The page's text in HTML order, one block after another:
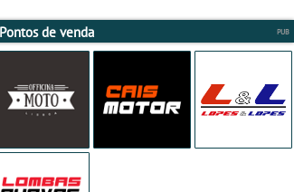
Pontos de venda